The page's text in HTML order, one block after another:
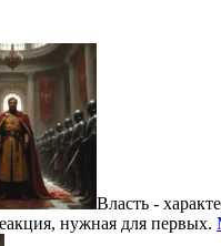
Власть -
нужная для первых.